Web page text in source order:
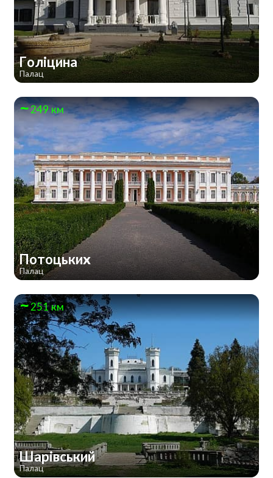
Голіцина
Палац
249 км
Потоцьких
Палац
251 км
Шарівський
Палац